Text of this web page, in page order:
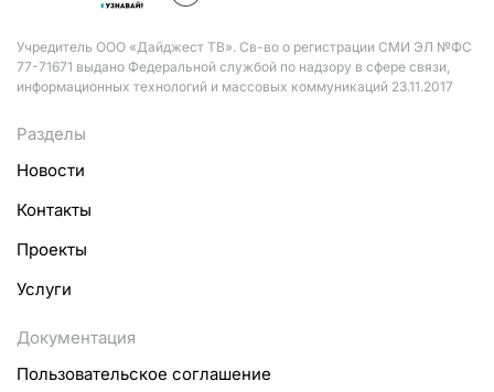
Учредитель ООО «Дайджест ТВ». Св-во о регистрации СМИ ЭЛ №ФС
77-71671 выдано Федеральной службой по надзору в сфере связи,
информационных технологий и массовых коммуникаций 23.11.2017
Разделы
Новости
Контакты
Проекты
Услуги
Документация
Пользовательское соглашение